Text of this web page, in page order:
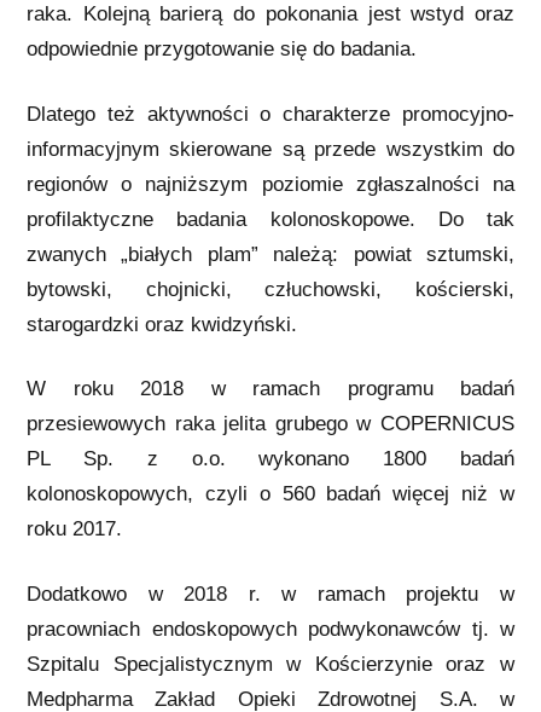
raka. Kolejną barierą do pokonania jest wstyd oraz
odpowiednie przygotowanie się do badania.
Dlatego też aktywności o charakterze promocyjno-
informacyjnym skierowane są przede wszystkim do
regionów o najniższym poziomie zgłaszalności na
profilaktyczne badania kolonoskopowe. Do tak
zwanych „białych plam” należą: powiat sztumski,
bytowski, chojnicki, człuchowski, kościerski,
starogardzki oraz kwidzyński.
W roku 2018 w ramach programu badań
przesiewowych raka jelita grubego w COPERNICUS
PL Sp. z o.o. wykonano 1800 badań
kolonoskopowych, czyli o 560 badań więcej niż w
roku 2017.
Dodatkowo w 2018 r. w ramach projektu w
pracowniach endoskopowych podwykonawców tj. w
Szpitalu Specjalistycznym w Kościerzynie oraz w
Medpharma Zakład Opieki Zdrowotnej S.A. w